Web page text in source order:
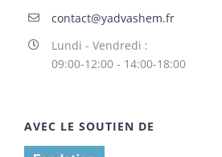
contact@yadvashem.fr
Lundi - Vendredi :
09:00-12:00 - 14:00-18:00
AVEC LE SOUTIEN DE